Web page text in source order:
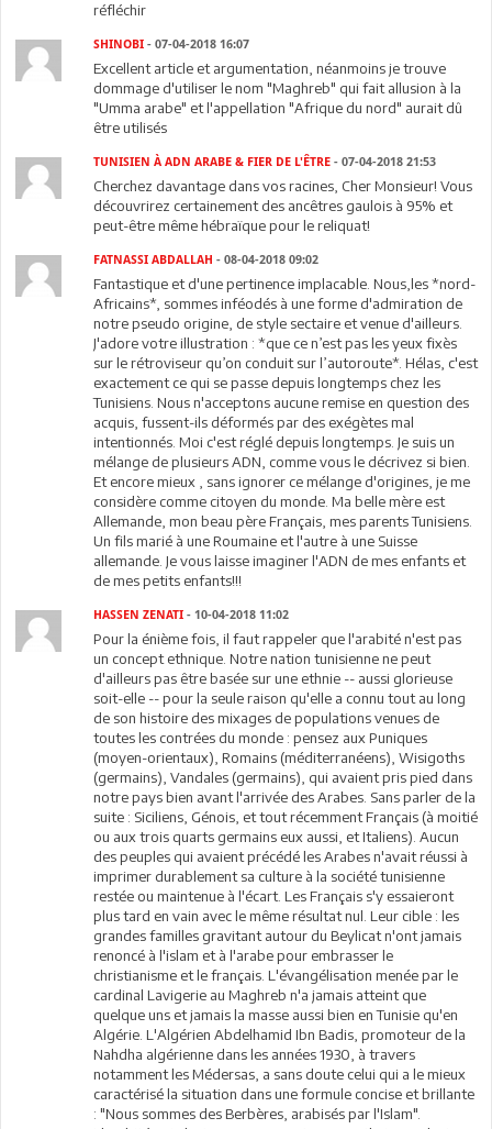
réfléchir
SHINOBI - 07-04-2018 16:07
Excellent article et argumentation, néanmoins je trouve
dommage d'utiliser le nom "Maghreb" qui fait allusion à la
"Umma arabe" et l'appellation "Afrique du nord" aurait dû
être utilisés
TUNISIEN À ADN ARABE & FIER DE L'ÊTRE - 07-04-2018 21:53
Cherchez davantage dans vos racines, Cher Monsieur! Vous
découvrirez certainement des ancêtres gaulois à 95% et
peut-être même hébraïque pour le reliquat!
FATNASSI ABDALLAH - 08-04-2018 09:02
Fantastique et d'une pertinence implacable. Nous,les *nord-
Africains*, sommes inféodés à une forme d'admiration de
notre pseudo origine, de style sectaire et venue d'ailleurs.
J'adore votre illustration : *que ce n’est pas les yeux fixès
sur le rétroviseur qu’on conduit sur l’autoroute*. Hélas, c'est
exactement ce qui se passe depuis longtemps chez les
Tunisiens. Nous n'acceptons aucune remise en question des
acquis, fussent-ils déformés par des exégètes mal
intentionnés. Moi c'est réglé depuis longtemps. Je suis un
mélange de plusieurs ADN, comme vous le décrivez si bien.
Et encore mieux , sans ignorer ce mélange d'origines, je me
considère comme citoyen du monde. Ma belle mère est
Allemande, mon beau père Français, mes parents Tunisiens.
Un fils marié à une Roumaine et l'autre à une Suisse
allemande. Je vous laisse imaginer l'ADN de mes enfants et
de mes petits enfants!!!
HASSEN ZENATI - 10-04-2018 11:02
Pour la énième fois, il faut rappeler que l'arabité n'est pas
un concept ethnique. Notre nation tunisienne ne peut
d'ailleurs pas être basée sur une ethnie -- aussi glorieuse
soit-elle -- pour la seule raison qu'elle a connu tout au long
de son histoire des mixages de populations venues de
toutes les contrées du monde : pensez aux Puniques
(moyen-orientaux), Romains (méditerranéens), Wisigoths
(germains), Vandales (germains), qui avaient pris pied dans
notre pays bien avant l'arrivée des Arabes. Sans parler de la
suite : Siciliens, Génois, et tout récemment Français (à moitié
ou aux trois quarts germains eux aussi, et Italiens). Aucun
des peuples qui avaient précédé les Arabes n'avait réussi à
imprimer durablement sa culture à la société tunisienne
restée ou maintenue à l'écart. Les Français s'y essaieront
plus tard en vain avec le même résultat nul. Leur cible : les
grandes familles gravitant autour du Beylicat n'ont jamais
renoncé à l'islam et à l'arabe pour embrasser le
christianisme et le français. L'évangélisation menée par le
cardinal Lavigerie au Maghreb n'a jamais atteint que
quelque uns et jamais la masse aussi bien en Tunisie qu'en
Algérie. L'Algérien Abdelhamid Ibn Badis, promoteur de la
Nahdha algérienne dans les années 1930, à travers
notamment les Médersas, a sans doute celui qui a le mieux
caractérisé la situation dans une formule concise et brillante
: "Nous sommes des Berbères, arabisés par l'Islam".